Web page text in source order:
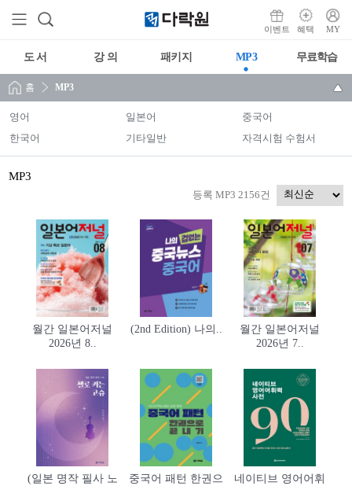
이벤트 혜택 MY
도 서 강 의 패키지 MP3 무료학습
홈 MP3
영어 일본어
중국어
한국어
기타일반 자격시험 수험서
MP3
등록 MP3 2156건
월간 일본어저널
2026년 8..
(2nd Edition) 나의..
월간 일본어저널
2026년 7..
(일본 명작 필사 노
중국어 패턴 한권으
네이티브 영어어휘